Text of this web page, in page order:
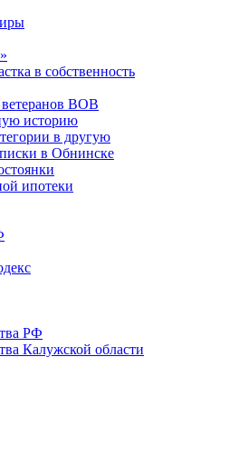
в собственность
ВОВ
историю
в другую
в Обнинске
ипотеки
РФ
Калужской области